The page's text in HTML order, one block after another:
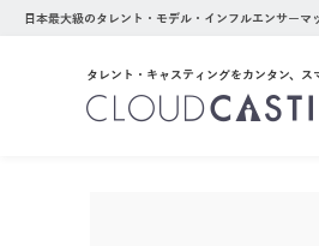
日本最大級のタレント・モデル・インフルエンサー
タレント・キャスティングをカンタン、ス